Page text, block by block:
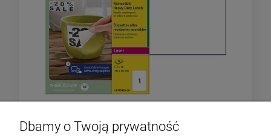
Etykiety Heavy Duty Avery Zweckform; A4, 20
ark./op., 210 x 297 mm, białe, poliestrowe -
Dbamy o Twoją prywatność